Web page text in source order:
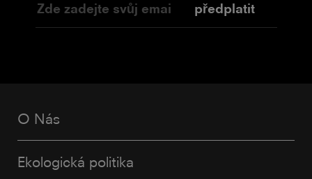
předplatit
O Nás
Ekologická politika